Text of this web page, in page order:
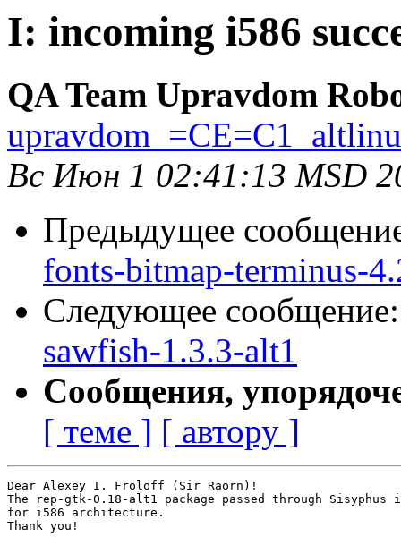
I: incoming i586
QA Team Upravdom
Вс Июн 1 02:41:13 MSD
Предыдущее
fonts-bitmap-terminus-
Следующее
sawfish-1.3.3-alt1
Сообщения,
[ теме ] [ автору ]
Dear Alexey I. Froloff (Sir Raorn)!
The rep-gtk-0.18-alt1 package passed through Sisyphus
for i586 architecture.
Thank you!